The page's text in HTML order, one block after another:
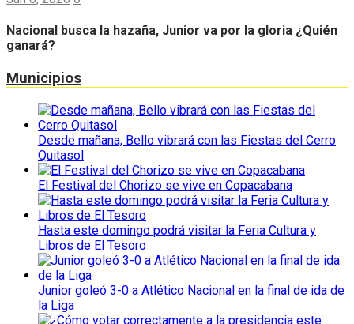
Nacional busca la hazaña, Junior va por la gloria ¿Quién
ganará?
Municipios
Desde mañana, Bello vibrará con las Fiestas del Cerro
Quitasol
El Festival del Chorizo se vive en Copacabana
Hasta este domingo podrá visitar la Feria Cultura y
Libros de El Tesoro
Junior goleó 3-0 a Atlético Nacional en la final de ida de
la Liga